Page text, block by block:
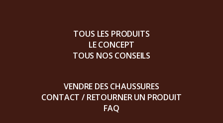
TOUS LES PRODUITS
LE CONCEPT
TOUS NOS CONSEILS
VENDRE DES CHAUSSURES
CONTACT / RETOURNER UN PRODUIT
FAQ